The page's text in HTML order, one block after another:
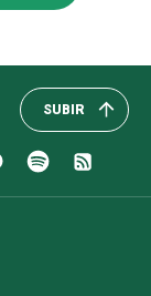
SUBIR